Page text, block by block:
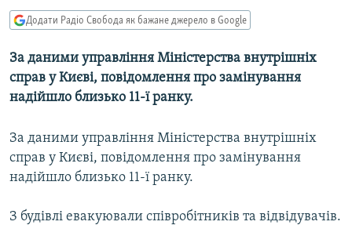
пошуку
УКРАЇНА
СВІТ
ТИ ЯК?
СХЕМИ
КИТАЙ.ВИКЛИКИ
ФОТО
СПЕЦПРОЄКТИ
Додати Радіо Свобода як бажане джерело в Google
За даними управління Міністерства внутрішніх
справ у Києві, повідомлення про замінування
надійшло близько 11-ї ранку.
За даними управління Міністерства внутрішніх
справ у Києві, повідомлення про замінування
надійшло близько 11-ї ранку.
З будівлі евакуювали співробітників та відвідувачів.